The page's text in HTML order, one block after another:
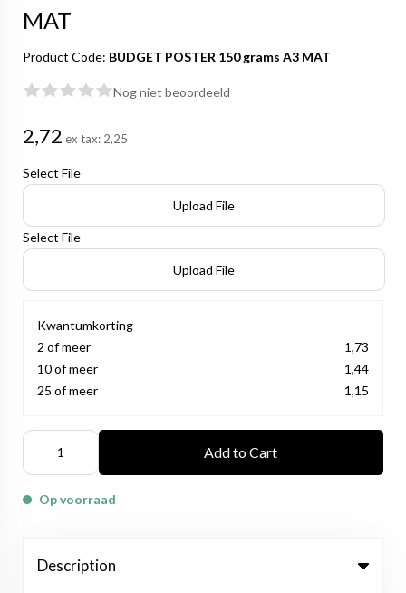
MAT
Product Code: BUDGET POSTER 150 grams A3 MAT
Nog niet beoordeeld
2,72 ex tax: 2,25
Select File
Upload File
Select File
Upload File
Kwantumkorting
2 of meer
1,73
10 of meer
1,44
25 of meer
1,15
Add to Cart
Op voorraad
Description